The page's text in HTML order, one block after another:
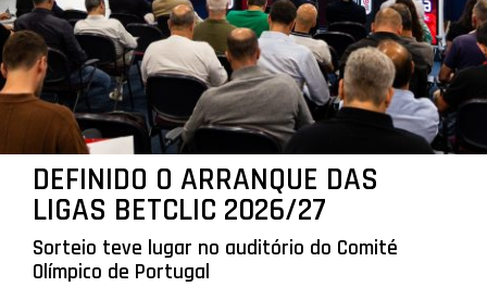
DEFINIDO O ARRANQUE DAS
LIGAS BETCLIC 2026/27
Sorteio teve lugar no auditório do Comité
Olímpico de Portugal